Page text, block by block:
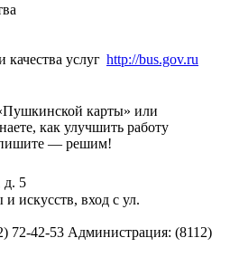
http://bus.gov.ru
карты» или
как улучшить работу
— решим!
д. 5
искусств, вход с ул.
72-42-53 Администрация: (8112)